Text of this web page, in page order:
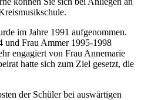
im Jahre 1991 aufgenommen.
und Frau Ammer 1995-1998
engagiert von Frau Annemarie
hatte sich zum Ziel gesetzt, die
der Schüler bei auswärtigen